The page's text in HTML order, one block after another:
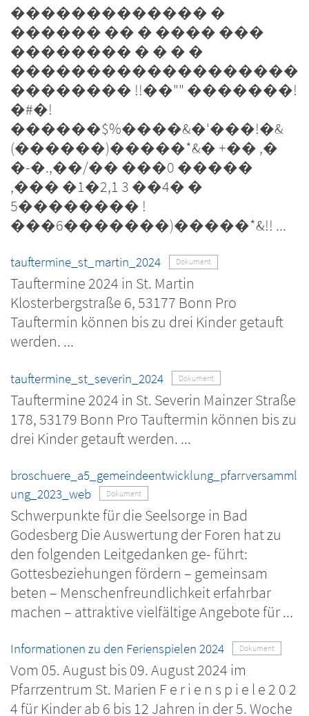
������������� �
������ �� � ���� ���
�������� � � � �
�������������������
�������� !!��"" �������!
�#�!
������$%����&�'���!�&
(������)�����*&� +�� ,�
�-�.,��/�� ���0 �����
,��� �1�2,1 3 ��4� �
5�������� !
���6�������)�����*&!! ...
tauftermine_st_martin_2024 Dokument
Tauftermine 2024 in St. Martin
Klosterbergstraße 6, 53177 Bonn Pro
Tauftermin können bis zu drei Kinder getauft
werden. ...
tauftermine_st_severin_2024 Dokument
Tauftermine 2024 in St. Severin Mainzer Straße
178, 53179 Bonn Pro Tauftermin können bis zu
drei Kinder getauft werden. ...
broschuere_a5_gemeindeentwicklung_pfarrversamml
ung_2023_web
Dokument
Schwerpunkte für die Seelsorge in Bad
Godesberg Die Auswertung der Foren hat zu
den folgenden Leitgedanken ge- führt:
Gottesbeziehungen fördern – gemeinsam
beten – Menschenfreundlichkeit erfahrbar
machen – attraktive vielfältige Angebote für ...
Informationen zu den Ferienspielen 2024 Dokument
Vom 05. August bis 09. August 2024 im
Pfarrzentrum St. Marien F e r i e n s p i e l e 2 0 2
4 für Kinder ab 6 bis 12 Jahren in der 5. Woche